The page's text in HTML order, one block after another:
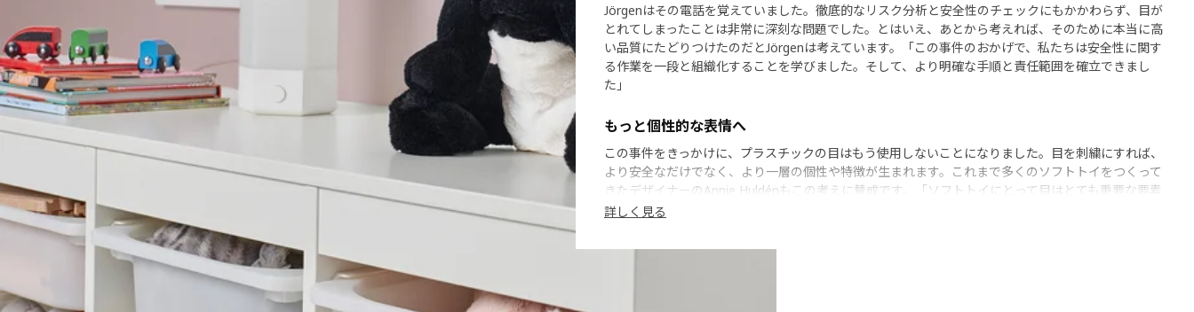
Jörgenはその電話を覚えていました。徹底的なリスク分析と安全性のチェックにもかかわらず、目が
とれてしまったことは非常に深刻な問題でした。とはいえ、あとから考えれば、そのために本当に高
い品質にたどりつけたのだとJörgenは考えています。「この事件のおかげで、私たちは安全性に関す
る作業を一段と組織化することを学びました。そして、より明確な手順と責任範囲を確立できまし
た」
もっと個性的な表情へ
この事件をきっかけに、プラスチックの目はもう使用しないことになりました。目を刺繍にすれば、
より安全なだけでなく、より一層の個性や特徴が生まれます。これまで多くのソフトトイをつくって
きたデザイナーのAnnie Huldénもこの考えに賛成です。「ソフトトイにとって目はとても重要な要素
です。ところが、プラスチックの目は左右まったく同じで生気がありません。一方で刺繍の目は、瞳
イは世界中の子どもたちから愛されています。楽しく遊べるうえ、心がやすらぐ友だちだからです。
詳しく見る